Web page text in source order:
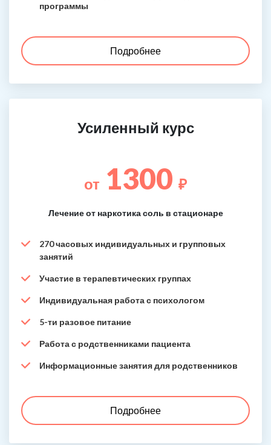
программы
Подробнее
Усиленный курс
от 1300 ₽
Лечение от наркотика соль в стационаре
270 часовых индивидуальных и групповых
занятий
Участие в терапевтических группах
Индивидуальная работа с психологом
5-ти разовое питание
Работа с родственниками пациента
Информационные занятия для родственников
Подробнее